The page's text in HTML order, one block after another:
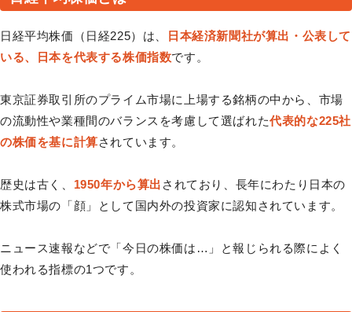
日経平均株価（日経225）は、
日本経済新聞社が算出・公表して
いる、日本を代表する株価指数です。
東京証券取引所のプライム市場に上場する銘柄の中から、市場
の流動性や業種間のバランスを考慮して選ばれた代表的な225社
の株価を基に計算されています。
歴史は古く、 1950年から算出 されており、長年にわたり日本の
株式市場の「顔」として国内外の投資家に認知されています。
ニュース速報などで「今日の株価は…」と報じられる際によく
使われる指標の1つです。